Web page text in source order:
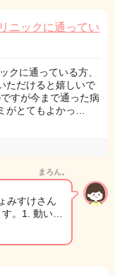
ニックに通ってい
クに通っている方、
ただけると嬉しいで
すが今まで通った病
がとてもよかっ…
まろん。
みすけさん
。1. 動い…